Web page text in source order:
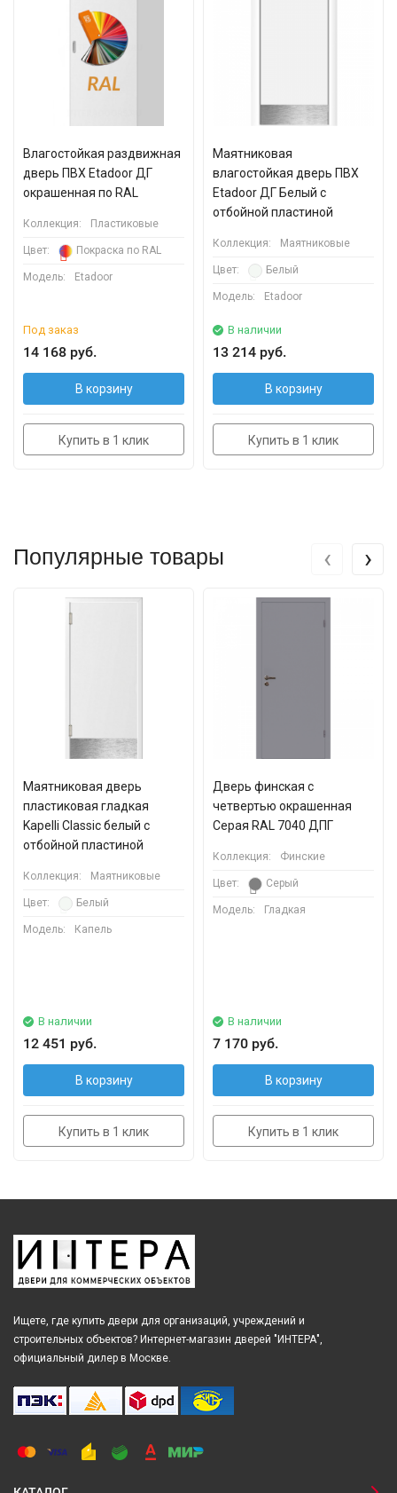
Влагостойкая раздвижная
дверь ПВХ Etadoor ДГ
окрашенная по RAL
Коллекция: Пластиковые
Цвет: Покраска по RAL
Модель: Etadoor
Под заказ
14 168 руб.
В корзину
Купить в 1 клик
Маятниковая
влагостойкая дверь ПВХ
Etadoor ДГ Белый с
отбойной пластиной
Коллекция: Маятниковые
Цвет: Белый
Модель: Etadoor
В наличии
13 214 руб.
В корзину
Купить в 1 клик
Популярные товары
Маятниковая дверь
пластиковая гладкая
Kapelli Classic белый с
отбойной пластиной
Коллекция: Маятниковые
Цвет: Белый
Модель: Капель
В наличии
12 451 руб.
В корзину
Купить в 1 клик
Дверь финская с
четвертью окрашенная
Серая RAL 7040 ДПГ
Коллекция: Финские
Цвет: Серый
Модель: Гладкая
В наличии
7 170 руб.
В корзину
Купить в 1 клик
‹ ›
Ищете, где купить двери для организаций, учреждений и
строительных объектов? Интернет-магазин дверей "ИНТЕРА",
официальный дилер в Москве.